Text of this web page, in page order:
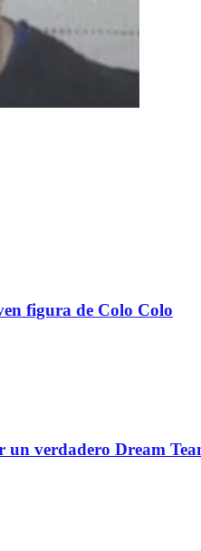
figura de Colo Colo
un verdadero Dream